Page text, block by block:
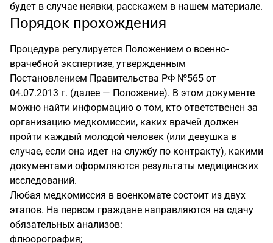
будет в случае неявки, расскажем в нашем материале.
Порядок прохождения
Процедура регулируется Положением о военно-
врачебной экспертизе, утвержденным
Постановлением Правительства РФ №565 от
04.07.2013 г. (далее — Положение). В этом документе
можно найти информацию о том, кто ответственен за
организацию медкомиссии, каких врачей должен
пройти каждый молодой человек (или девушка в
случае, если она идет на службу по контракту), какими
документами оформляются результаты медицинских
исследований.
Любая медкомиссия в военкомате состоит из двух
этапов. На первом граждане направляются на сдачу
обязательных анализов:
флюорография;